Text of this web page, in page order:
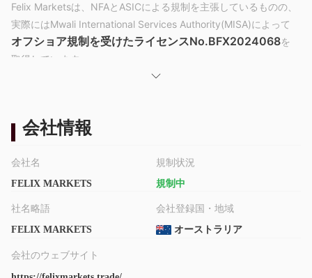
Felix Marketsは、NFAとASICによる規制を主張しているものの、
実際にはMwali International Services Authority(MISA)によって
オフショア規制 を受けたライセンスNo.BFX2024068を
取得しています。
属、指数など、1,000以上の取引可能な金融商品を提供していま
す。
スタンダード、プロ、ECN
ウントタイプがあります。低スプレッドを希望するトレーダーは
プロやECNアカウントを選ぶことができますし、予算が少ない方
モアカウントは主にトレーダーが取引プラットフォームに慣れる
会社情報
会社名
FELIX MARKETS
社名略語
FELIX MARKETS
規制状況
規制中
会社登録国・地域
オーストラリア
会社のウェブサイト